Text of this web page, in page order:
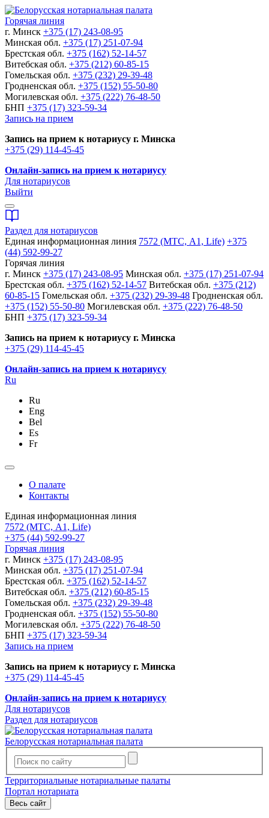
Горячая линия
г. Минск +375 (17) 243-08-95
Минская обл. +375 (17) 251-07-94
Брестская обл. +375 (162) 52-14-57
Витебская обл. +375 (212) 60-85-15
Гомельская обл. +375 (232) 29-39-48
Гродненская обл. +375 (152) 55-50-80
Могилевская обл. +375 (222) 76-48-50
БНП +375 (17) 323-59-34
Запись на прием
Запись на прием к нотариусу г. Минска
+375 (29) 114-45-45
Онлайн-запись на прием к нотариусу
Для нотариусов
Выйти
Раздел для нотариусов
Единая информационная линия 7572 (МТС, A1, Life) +375
(44) 592-99-27
Горячая линия
г. Минск +375 (17) 243-08-95 Минская обл. +375 (17) 251-07-94
Брестская обл. +375 (162) 52-14-57 Витебская обл. +375 (212)
60-85-15 Гомельская обл. +375 (232) 29-39-48 Гродненская обл.
+375 (152) 55-50-80 Могилевская обл. +375 (222) 76-48-50
БНП +375 (17) 323-59-34
Запись на прием к нотариусу г. Минска
+375 (29) 114-45-45
Онлайн-запись на прием к нотариусу
Ru
Ru
Eng
Bel
Es
Fr
О палате
Контакты
Единая информационная линия
7572 (МТС, A1, Life)
+375 (44) 592-99-27
Горячая линия
г. Минск +375 (17) 243-08-95
Минская обл. +375 (17) 251-07-94
Брестская обл. +375 (162) 52-14-57
Витебская обл. +375 (212) 60-85-15
Гомельская обл. +375 (232) 29-39-48
Гродненская обл. +375 (152) 55-50-80
Могилевская обл. +375 (222) 76-48-50
БНП +375 (17) 323-59-34
Запись на прием
Запись на прием к нотариусу г. Минска
+375 (29) 114-45-45
Онлайн-запись на прием к нотариусу
Для нотариусов
Раздел для нотариусов
Белорусская нотариальная палата
Территориальные нотариальные палаты
Портал нотариата
Весь сайт